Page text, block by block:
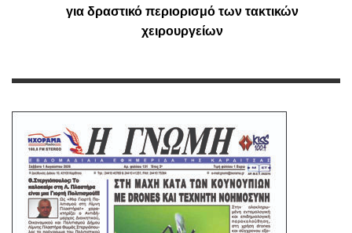
για δραστικό περιορισμό των τακτικών
χειρουργείων